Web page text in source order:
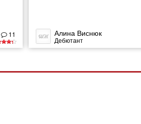
11 Алина Виснюк
Дебютант